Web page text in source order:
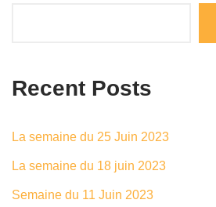
Recent Posts
La semaine du 25 Juin 2023
La semaine du 18 juin 2023
Semaine du 11 Juin 2023